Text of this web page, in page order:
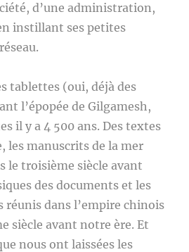
d’une administration,
instillant ses petites
tablettes (oui, déjà des
l’épopée de Gilgamesh,
il y a 4 500 ans. Des textes
les manuscrits de la mer
le troisième siècle avant
des documents et les
réunis dans l’empire chinois
siècle avant notre ère. Et
nous ont laissées les